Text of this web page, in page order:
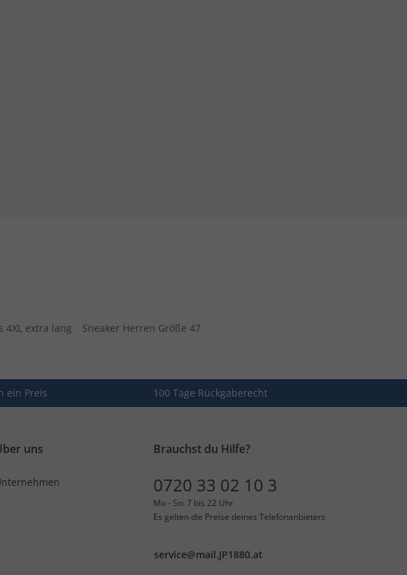
4XL extra lang
Sneaker Herren Größe 47
ein Preis 100 Tage Rückgaberecht
uns Brauchst du Hilfe?
0720 33 02 10 3
Mo - So: 7 bis 22 Uhr
Es gelten die Preise deines Telefonanbieters
service@mail.JP1880.at